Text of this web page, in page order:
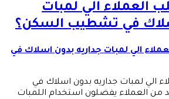
العملاء الي لمبات
في تشطيب السكن؟
الي لمبات جداريه بدون اسلاك في
العملاء يفضلون استخدام اللمبات